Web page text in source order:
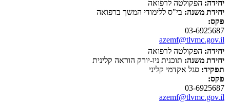
יחידה: הפקולטה לרפואה
יחידת משנה: בי"ס ללימודי המשך ברפואה
פקס:
03-6925687
azemf@tlvmc.gov.il
יחידה: הפקולטה לרפואה
יחידת משנה: תוכנית ניו-יורק הוראה קלינית
תפקיד: סגל אקדמי קליני
פקס:
03-6925687
azemf@tlvmc.gov.il